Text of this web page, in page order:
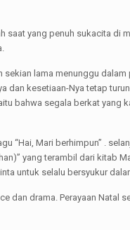
saat yang penuh sukacita di
lama menunggu dalam
dan kesetiaan-Nya tetap
bahwa segala berkat yang
“Hai, Mari berhimpun” .
yang terambil dari kitab
untuk selalu bersyukur
dan drama. Perayaan Natal